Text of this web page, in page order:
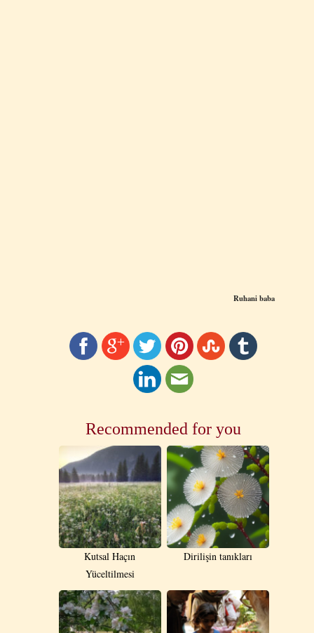
Ruhani baba
Recommended for you
Kutsal Haçın
Yüceltilmesi
Dirilişin tanıkları